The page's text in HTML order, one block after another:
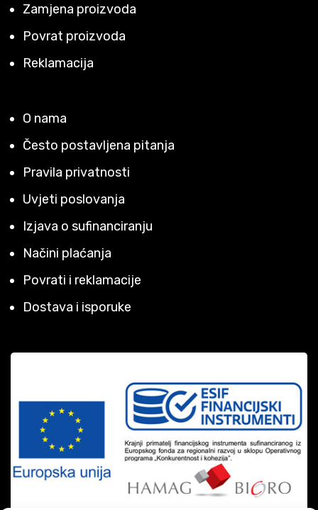
Zamjena proizvoda
Povrat proizvoda
Reklamacija
O nama
Često postavljena pitanja
Pravila privatnosti
Uvjeti poslovanja
Izjava o sufinanciranju
Načini plaćanja
Povrati i reklamacije
Dostava i isporuke